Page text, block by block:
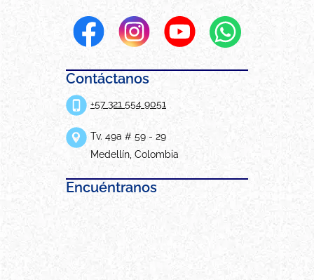
Contáctanos
+57 321 554 9051
Tv. 49a # 59 - 29
Medellín, Colombia
Encuéntranos